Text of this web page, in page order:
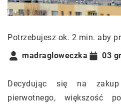
Potrzebujesz ok. 2 min. aby
madragloweczka
03
Decydując się na
pierwotnego, większość